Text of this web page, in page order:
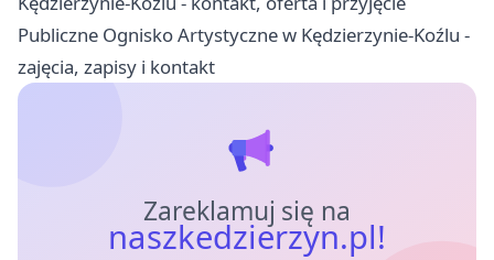
Publiczne Ognisko Artystyczne w Kędzierzynie-Koźlu -
zajęcia, zapisy i kontakt
Zareklamuj się na
naszkedzierzyn.pl!